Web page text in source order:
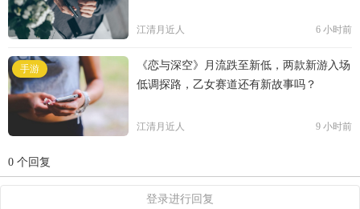
改名Meta。
江清月近人 6 小时前
手游
《恋与深空》月流跌至新低，两款新游入场
低调探路，乙女赛道还有新故事吗？
江清月近人 9 小时前
0 个回复
登录进行回复